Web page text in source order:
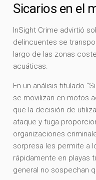
Sicarios en el
InSight Crime advirtió
delincuentes se
largo de las zonas
acuáticas.
En un análisis titulado
se movilizan en motos
que la decisión de
ataque y fuga
organizaciones
sorpresa les permite a
rápidamente en playas
general no sospechan